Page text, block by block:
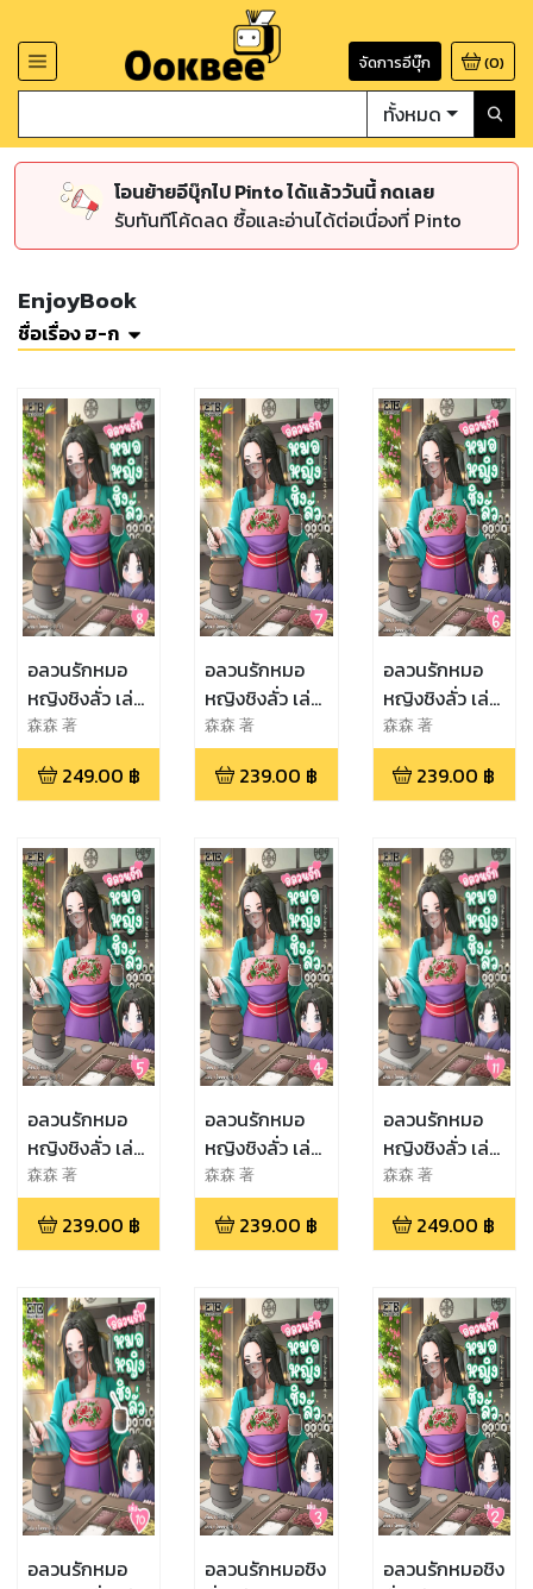
จัดการอีบุ๊ก (0)
ทั้งหมด
โอนย้ายอีบุ๊กไป Pinto ได้แล้ววันนี้ กดเลย
รับทันทีโค้ดลด ซื้อและอ่านได้ต่อเนื่องที่ Pinto
EnjoyBook
ชื่อเรื่อง ฮ-ก
อลวนรักหมอ
หญิงชิงลั่ว เล่ม
8
森森 著
249.00 ฿
อลวนรักหมอ
หญิงชิงลั่ว เล่ม
7
森森 著
239.00 ฿
อลวนรักหมอ
หญิงชิงลั่ว เล่ม
6
森森 著
239.00 ฿
อลวนรักหมอ
หญิงชิงลั่ว เล่ม
5
森森 著
239.00 ฿
อลวนรักหมอ
หญิงชิงลั่ว เล่ม
4
森森 著
239.00 ฿
อลวนรักหมอ
หญิงชิงลั่ว เล่ม
11
森森 著
249.00 ฿
อลวนรักหมอ
อลวนรักหมอชิง
อลวนรักหมอชิง